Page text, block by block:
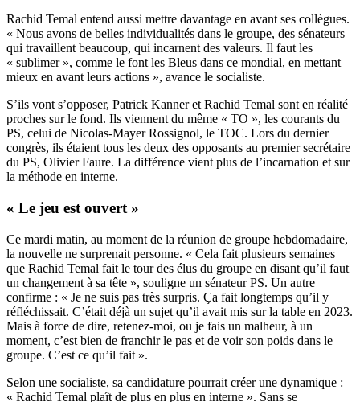
Rachid Temal entend aussi mettre davantage en avant ses collègues.
« Nous avons de belles individualités dans le groupe, des sénateurs
qui travaillent beaucoup, qui incarnent des valeurs. Il faut les
« sublimer », comme le font les Bleus dans ce mondial, en mettant
mieux en avant leurs actions », avance le socialiste.
S’ils vont s’opposer, Patrick Kanner et Rachid Temal sont en réalité
proches sur le fond. Ils viennent du même « TO », les courants du
PS, celui de Nicolas-Mayer Rossignol, le TOC. Lors du dernier
congrès, ils étaient tous les deux des opposants au premier secrétaire
du PS, Olivier Faure. La différence vient plus de l’incarnation et sur
la méthode en interne.
« Le jeu est ouvert »
Ce mardi matin, au moment de la réunion de groupe hebdomadaire,
la nouvelle ne surprenait personne. « Cela fait plusieurs semaines
que Rachid Temal fait le tour des élus du groupe en disant qu’il faut
un changement à sa tête », souligne un sénateur PS. Un autre
confirme : « Je ne suis pas très surpris. Ça fait longtemps qu’il y
réfléchissait. C’était déjà un sujet qu’il avait mis sur la table en 2023.
Mais à force de dire, retenez-moi, ou je fais un malheur, à un
moment, c’est bien de franchir le pas et de voir son poids dans le
groupe. C’est ce qu’il fait ».
Selon une socialiste, sa candidature pourrait créer une dynamique :
« Rachid Temal plaît de plus en plus en interne ». Sans se